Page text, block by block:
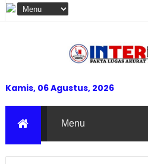
Kamis, 06 Agustus, 2026